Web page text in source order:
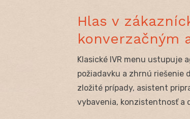
Hlas v
konverzačným
Klasické IVR menu ustupuje
požiadavku a zhrnú riešenie
zložité prípady, asistent
vybavenia, konzistentnosť a